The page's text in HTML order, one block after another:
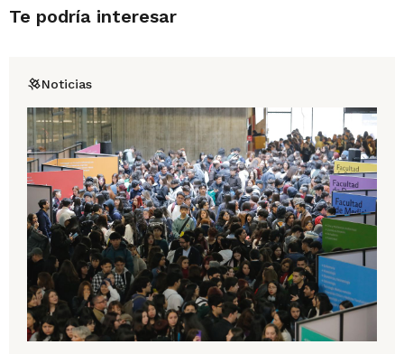
Te podría interesar
Noticias